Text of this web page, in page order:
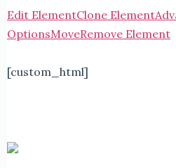
Edit ElementClone Element
OptionsMoveRemove Element
[custom_html]